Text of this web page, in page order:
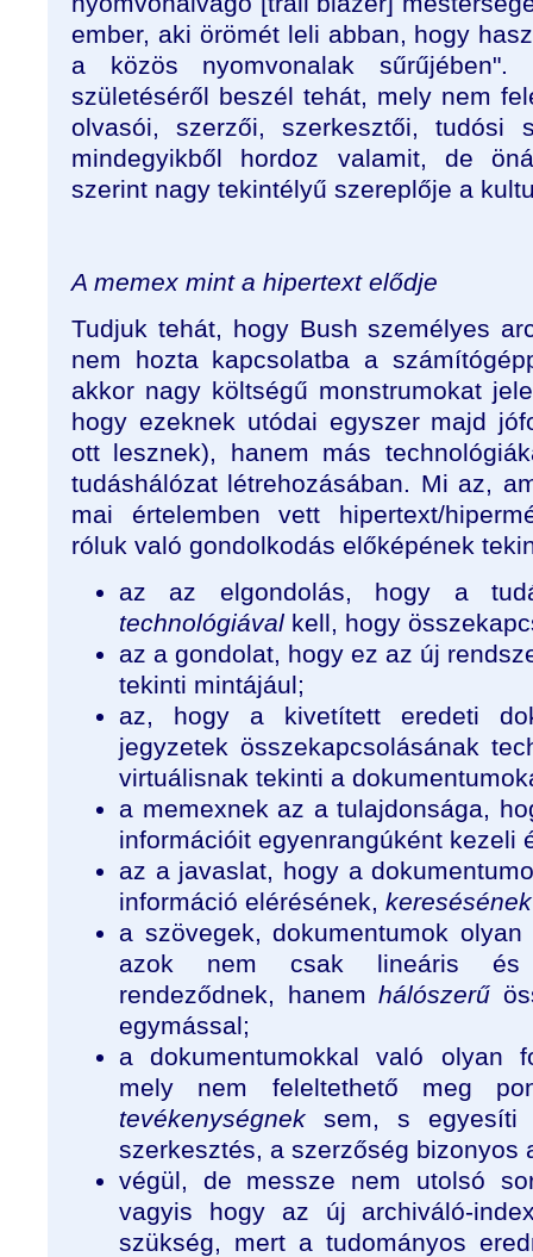
ember, aki örömét leli abban, hogy
a közös nyomvonalak sűrűjében".
születéséről beszél tehát, mely nem
olvasói, szerzői, szerkesztői, tudósi
mindegyikből hordoz valamit, de
szerint nagy tekintélyű szereplője a
A memex mint a hipertext elődje
Tudjuk tehát, hogy Bush személyes
nem hozta kapcsolatba a
akkor nagy költségű monstrumokat
hogy ezeknek utódai egyszer majd
ott lesznek), hanem más
tudáshálózat létrehozásában. Mi az,
mai értelemben vett hipertext/
róluk való gondolkodás előképének
az az elgondolás, hogy a
technológiával kell, hogy
az a gondolat, hogy ez az új
tekinti mintájául;
az, hogy a kivetített eredeti
jegyzetek összekapcsolásának
virtuálisnak tekinti a
a memexnek az a tulajdonsága,
információit egyenrangúként kezeli
az a javaslat, hogy a
információ elérésének, keresésének
a szövegek, dokumentumok
azok nem csak lineáris és
rendeződnek, hanemhálószerű
egymással;
a dokumentumokkal való olyan
mely nem feleltethető meg
tevékenységnek sem, s egyesíti
szerkesztés, a szerzőség bizonyos
végül, de messze nem utolsó
vagyis hogy az új archiváló-
szükség, mert a tudományos